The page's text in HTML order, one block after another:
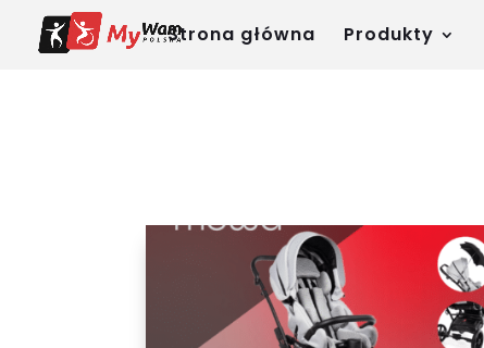
Strona główna Produkty